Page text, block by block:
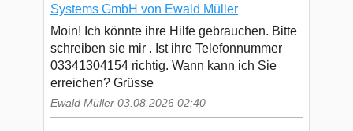
Systems GmbH von Ewald Müller
Moin! Ich könnte ihre Hilfe gebrauchen. Bitte
schreiben sie mir . Ist ihre Telefonnummer
03341304154 richtig. Wann kann ich Sie
erreichen? Grüsse
Ewald Müller 03.08.2026 02:40